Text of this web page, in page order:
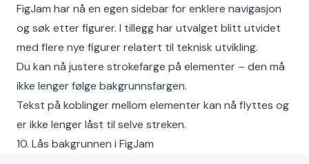
FigJam har nå en egen sidebar for enklere navigasjon
og søk etter figurer. I tillegg har utvalget blitt utvidet
med flere nye figurer relatert til teknisk utvikling.
Du kan nå justere strokefarge på elementer – den må
ikke lenger følge bakgrunnsfargen.
Tekst på koblinger mellom elementer kan nå flyttes og
er ikke lenger låst til selve streken.
10. Lås bakgrunnen i FigJam